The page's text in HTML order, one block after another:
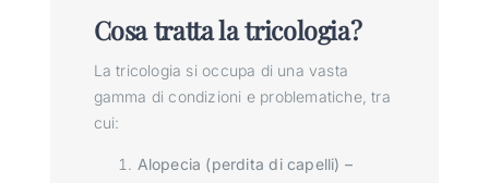
Cosa tratta la tricologia?
La tricologia si occupa di una vasta
gamma di condizioni e problematiche, tra
cui:
Alopecia (perdita di capelli) –